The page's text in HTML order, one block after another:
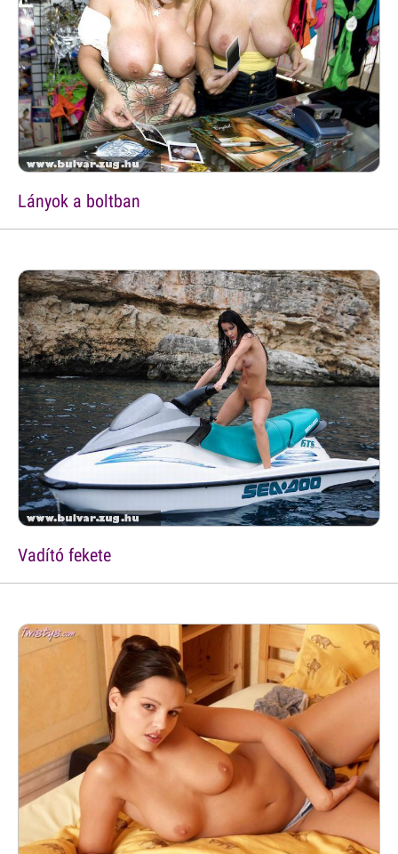
Lányok a boltban
Vadító fekete